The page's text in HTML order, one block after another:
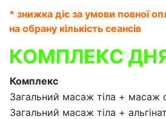
* знижка діє за умови повної
на обрану кількість сеансів
КОМПЛЕКС
Комплекс
Загальний масаж тіла + масаж
Загальний масаж тіла +